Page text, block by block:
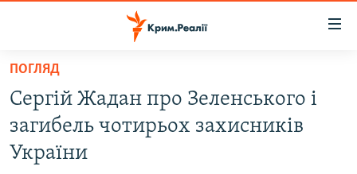
Перейти
основного
матеріалу
Перейти
до
ВОДА.КРИМ
ВІДЕО ТА ФОТО
ПОГЛЯД
Сергій Жадан про Зеленського і
загибель чотирьох захисників
України